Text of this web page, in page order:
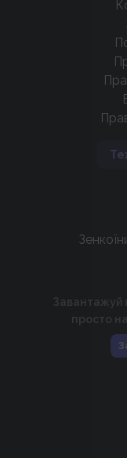
Завантажуй
просто